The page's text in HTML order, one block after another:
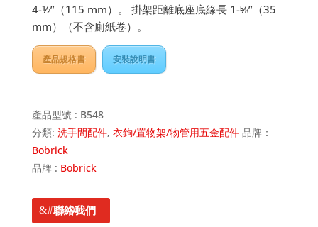
4-1⁄2”（115 mm）。 掛架距離底座底緣長 1-5⁄8”（35
mm）（不含廁紙卷）。
產品規格書 安裝說明書
產品型號 : B548
分類: 洗手間配件, 衣鉤/置物架/物管用五金配件 品牌：
Bobrick
品牌 : Bobrick
聯絡我們